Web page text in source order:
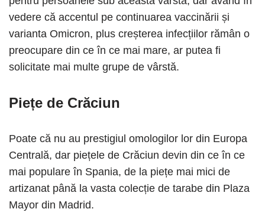
vedere că accentul pe continuarea vaccinării și
varianta Omicron, plus creșterea infecțiilor rămân o
preocupare din ce în ce mai mare, ar putea fi
solicitate mai multe grupe de vârstă.
Piețe de Crăciun
Poate că nu au prestigiul omologilor lor din Europa
Centrală, dar piețele de Crăciun devin din ce în ce
mai populare în Spania, de la piețe mai mici de
artizanat până la vasta colecție de tarabe din Plaza
Mayor din Madrid.